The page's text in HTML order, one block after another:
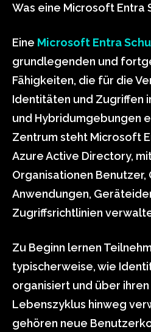
Was eine Microsoft Entra
Eine Microsoft Entra
grundlegenden und
Fähigkeiten, die für die
Identitäten und Zugriffen
und Hybridumgebungen
Zentrum steht Microsoft
Azure Active Directory,
Organisationen Benutzer,
Anwendungen,
Zugriffsrichtlinien
Zu Beginn lernen
typischerweise, wie
organisiert und über
Lebenszyklus hinweg
gehören neue